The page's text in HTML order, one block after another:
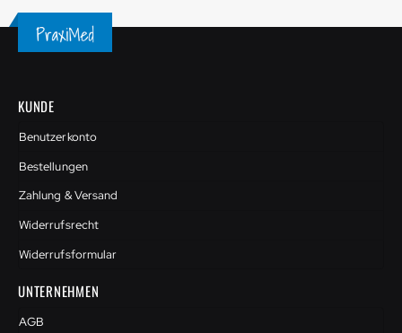
KUNDE
Benutzerkonto
Bestellungen
Zahlung & Versand
Widerrufsrecht
Widerrufsformular
UNTERNEHMEN
AGB